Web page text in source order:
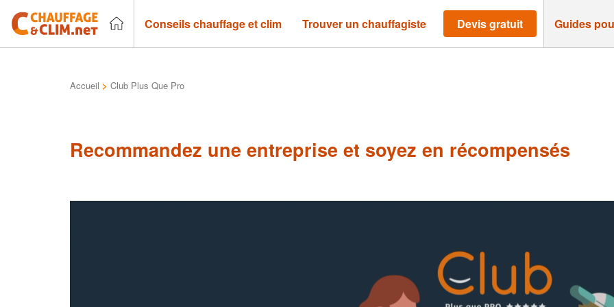
Conseils chauffage et clim Trouver un chauffagiste Devis gratuit Guides
Accueil > Club Plus Que Pro
Recommandez une entreprise et soyez en récompensés